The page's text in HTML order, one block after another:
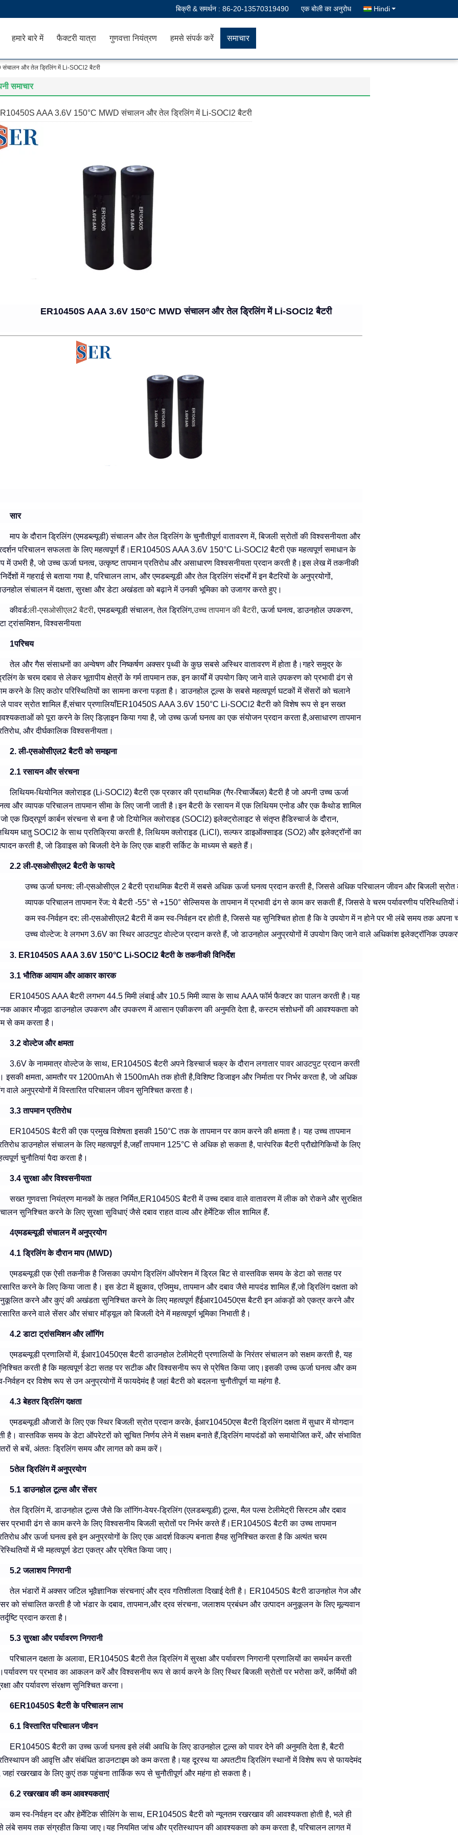
बिक्री & समर्थन : 86-20-13570319490 एक बोली का अनुरोध Hindi
हमारे बारे में फैक्टरी यात्रा गुणवत्ता नियंत्रण हमसे संपर्क करें समाचार
और तेल ड्रिलिंग में Li-SOCl2 बैटरी
समाचार
AAA 3.6V 150°C MWD संचालन और तेल ड्रिलिंग में Li-SOCl2 बैटरी
ER10450S AAA 3.6V 150°C MWD संचालन और तेल ड्रिलिंग में Li-SOCl2 बैटरी
सार
माप के दौरान ड्रिलिंग (एमडब्ल्यूडी) संचालन और तेल ड्रिलिंग के चुनौतीपूर्ण वातावरण में, बिजली स्रोतों की विश्वसनीयता और
परिचालन सफलता के लिए महत्वपूर्ण हैं।ER10450S AAA 3.6V 150°C Li-SOCl2 बैटरी एक महत्वपूर्ण समाधान के
में उभरी है, जो उच्च ऊर्जा घनत्व, उत्कृष्ट तापमान प्रतिरोध और असाधारण विश्वसनीयता प्रदान करती है।इस लेख में तकनीकी
में गहराई से बताया गया है, परिचालन लाभ, और एमडब्ल्यूडी और तेल ड्रिलिंग संदर्भों में इन बैटरियों के अनुप्रयोगों,
संचालन में दक्षता, सुरक्षा और डेटा अखंडता को बढ़ाने में उनकी भूमिका को उजागर करते हुए।
कीवर्ड:ली-एसओसीएल2 बैटरी, एमडब्ल्यूडी संचालन, तेल ड्रिलिंग,उच्च तापमान की बैटरी, ऊर्जा घनत्व, डाउनहोल उपकरण,
ट्रांसमिशन, विश्वसनीयता
1परिचय
तेल और गैस संसाधनों का अन्वेषण और निष्कर्षण अक्सर पृथ्वी के कुछ सबसे अस्थिर वातावरण में होता है।गहरे समुद्र के
के चरम दबाव से लेकर भूतापीय क्षेत्रों के गर्म तापमान तक, इन कार्यों में उपयोग किए जाने वाले उपकरण को प्रभावी ढंग से
करने के लिए कठोर परिस्थितियों का सामना करना पड़ता है। डाउनहोल टूल्स के सबसे महत्वपूर्ण घटकों में सेंसरों को चलाने
पावर स्रोत शामिल हैं,संचार प्रणालियाँER10450S AAA 3.6V 150°C Li-SOCl2 बैटरी को विशेष रूप से इन सख्त
को पूरा करने के लिए डिज़ाइन किया गया है, जो उच्च ऊर्जा घनत्व का एक संयोजन प्रदान करता है,असाधारण तापमान
और दीर्घकालिक विश्वसनीयता।
2. ली-एसओसीएल2 बैटरी को समझना
2.1 रसायन और संरचना
लिथियम-थियोनिल क्लोराइड (Li-SOCl2) बैटरी एक प्रकार की प्राथमिक (गैर-रिचार्जेबल) बैटरी है जो अपनी उच्च ऊर्जा
और व्यापक परिचालन तापमान सीमा के लिए जानी जाती है।इन बैटरी के रसायन में एक लिथियम एनोड और एक कैथोड शामिल
एक छिद्रपूर्ण कार्बन संरचना से बना है जो टियोनिल क्लोराइड (SOCl2) इलेक्ट्रोलाइट से संतृप्त हैडिस्चार्ज के दौरान,
धातु SOCl2 के साथ प्रतिक्रिया करती है, लिथियम क्लोराइड (LiCl), सल्फर डाइऑक्साइड (SO2) और इलेक्ट्रॉनों का
करती है, जो डिवाइस को बिजली देने के लिए एक बाहरी सर्किट के माध्यम से बहते हैं।
2.2 ली-एसओसीएल2 बैटरी के फायदे
उच्च ऊर्जा घनत्व: ली-एसओसीएल 2 बैटरी प्राथमिक बैटरी में सबसे अधिक ऊर्जा घनत्व प्रदान करती है, जिससे अधिक परिचालन जीवन और बिजली
व्यापक परिचालन तापमान रेंज: ये बैटरी -55° से +150° सेल्सियस के तापमान में प्रभावी ढंग से काम कर सकती हैं, जिससे वे चरम पर्यावरणीय
कम स्व-निर्वहन दर: ली-एसओसीएल2 बैटरी में कम स्व-निर्वहन दर होती है, जिससे यह सुनिश्चित होता है कि वे उपयोग में न होने पर भी लंबे समय तक अपना
उच्च वोल्टेज: वे लगभग 3.6V का स्थिर आउटपुट वोल्टेज प्रदान करते हैं, जो डाउनहोल अनुप्रयोगों में उपयोग किए जाने वाले अधिकांश इलेक्ट्रॉनिक
3. ER10450S AAA 3.6V 150°C Li-SOCl2 बैटरी के तकनीकी विनिर्देश
3.1 भौतिक आयाम और आकार कारक
ER10450S AAA बैटरी लगभग 44.5 मिमी लंबाई और 10.5 मिमी व्यास के साथ AAA फॉर्म फैक्टर का पालन करती है।यह
आकार मौजूदा डाउनहोल उपकरण और उपकरण में आसान एकीकरण की अनुमति देता है, कस्टम संशोधनों की आवश्यकता को
से कम करता है।
3.2 वोल्टेज और क्षमता
3.6V के नाममात्र वोल्टेज के साथ, ER10450S बैटरी अपने डिस्चार्ज चक्र के दौरान लगातार पावर आउटपुट प्रदान करती
इसकी क्षमता, आमतौर पर 1200mAh से 1500mAh तक होती है,विशिष्ट डिजाइन और निर्माता पर निर्भर करता है, जो अधिक
वाले अनुप्रयोगों में विस्तारित परिचालन जीवन सुनिश्चित करता है।
3.3 तापमान प्रतिरोध
ER10450S बैटरी की एक प्रमुख विशेषता इसकी 150°C तक के तापमान पर काम करने की क्षमता है। यह उच्च तापमान
डाउनहोल संचालन के लिए महत्वपूर्ण है,जहाँ तापमान 125°C से अधिक हो सकता है, पारंपरिक बैटरी प्रौद्योगिकियों के लिए
चुनौतियां पैदा करता है।
3.4 सुरक्षा और विश्वसनीयता
सख्त गुणवत्ता नियंत्रण मानकों के तहत निर्मित,ER10450S बैटरी में उच्च दबाव वाले वातावरण में लीक को रोकने और सुरक्षित
सुनिश्चित करने के लिए सुरक्षा सुविधाएं जैसे दबाव राहत वाल्व और हेर्मेटिक सील शामिल हैं.
4एमडब्ल्यूडी संचालन में अनुप्रयोग
4.1 ड्रिलिंग के दौरान माप (MWD)
एमडब्ल्यूडी एक ऐसी तकनीक है जिसका उपयोग ड्रिलिंग ऑपरेशन में ड्रिल बिट से वास्तविक समय के डेटा को सतह पर
करने के लिए किया जाता है। इस डेटा में झुकाव, एजिमुथ, तापमान और दबाव जैसे मापदंड शामिल हैं,जो ड्रिलिंग दक्षता को
करने और कुएं की अखंडता सुनिश्चित करने के लिए महत्वपूर्ण हैंईआर10450एस बैटरी इन आंकड़ों को एकत्र करने और
करने वाले सेंसर और संचार मॉड्यूल को बिजली देने में महत्वपूर्ण भूमिका निभाती है।
4.2 डाटा ट्रांसमिशन और लॉगिंग
एमडब्ल्यूडी प्रणालियों में, ईआर10450एस बैटरी डाउनहोल टेलीमेट्री प्रणालियों के निरंतर संचालन को सक्षम करती है, यह
करती है कि महत्वपूर्ण डेटा सतह पर सटीक और विश्वसनीय रूप से प्रेषित किया जाए।इसकी उच्च ऊर्जा घनत्व और कम
निर्वहन दर विशेष रूप से उन अनुप्रयोगों में फायदेमंद है जहां बैटरी को बदलना चुनौतीपूर्ण या महंगा है.
4.3 बेहतर ड्रिलिंग दक्षता
एमडब्ल्यूडी औजारों के लिए एक स्थिर बिजली स्रोत प्रदान करके, ईआर10450एस बैटरी ड्रिलिंग दक्षता में सुधार में योगदान
है। वास्तविक समय के डेटा ऑपरेटरों को सूचित निर्णय लेने में सक्षम बनाते हैं,ड्रिलिंग मापदंडों को समायोजित करें, और संभावित
से बचें, अंततः ड्रिलिंग समय और लागत को कम करें।
5तेल ड्रिलिंग में अनुप्रयोग
5.1 डाउनहोल टूल्स और सेंसर
तेल ड्रिलिंग में, डाउनहोल टूल्स जैसे कि लॉगिंग-वेयर-ड्रिलिंग (एलडब्ल्यूडी) टूल्स, मैल पल्स टेलीमेट्री सिस्टम और दबाव
प्रभावी ढंग से काम करने के लिए विश्वसनीय बिजली स्रोतों पर निर्भर करते हैं।ER10450S बैटरी का उच्च तापमान
और ऊर्जा घनत्व इसे इन अनुप्रयोगों के लिए एक आदर्श विकल्प बनाता हैयह सुनिश्चित करता है कि अत्यंत चरम
में भी महत्वपूर्ण डेटा एकत्र और प्रेषित किया जाए।
5.2 जलाशय निगरानी
तेल भंडारों में अक्सर जटिल भूवैज्ञानिक संरचनाएं और द्रव गतिशीलता दिखाई देती है। ER10450S बैटरी डाउनहोल गेज और
को संचालित करती है जो भंडार के दबाव, तापमान,और द्रव संरचना, जलाशय प्रबंधन और उत्पादन अनुकूलन के लिए मूल्यवान
प्रदान करता है।
5.3 सुरक्षा और पर्यावरण निगरानी
परिचालन दक्षता के अलावा, ER10450S बैटरी तेल ड्रिलिंग में सुरक्षा और पर्यावरण निगरानी प्रणालियों का समर्थन करती
पर प्रभाव का आकलन करें और विश्वसनीय रूप से कार्य करने के लिए स्थिर बिजली स्रोतों पर भरोसा करें, कर्मियों की
और पर्यावरण संरक्षण सुनिश्चित करना।
6ER10450S बैटरी के परिचालन लाभ
6.1 विस्तारित परिचालन जीवन
ER10450S बैटरी का उच्च ऊर्जा घनत्व इसे लंबी अवधि के लिए डाउनहोल टूल्स को पावर देने की अनुमति देता है, बैटरी
की आवृत्ति और संबंधित डाउनटाइम को कम करता है।यह दूरस्थ या अपतटीय ड्रिलिंग स्थानों में विशेष रूप से फायदेमंद
जहां रखरखाव के लिए कुएं तक पहुंचना तार्किक रूप से चुनौतीपूर्ण और महंगा हो सकता है।
6.2 रखरखाव की कम आवश्यकताएं
कम स्व-निर्वहन दर और हेर्मेटिक सीलिंग के साथ, ER10450S बैटरी को न्यूनतम रखरखाव की आवश्यकता होती है, भले ही
लंबे समय तक संग्रहीत किया जाए।यह नियमित जांच और प्रतिस्थापन की आवश्यकता को कम करता है, परिचालन लागत में